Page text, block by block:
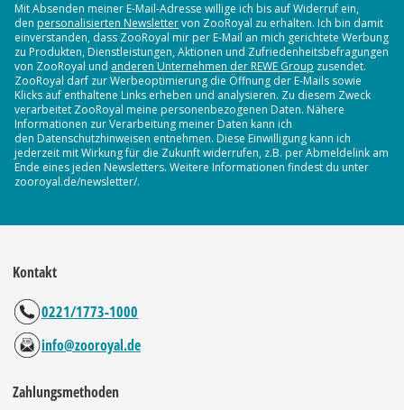
Mit Absenden meiner E-Mail-Adresse willige ich bis auf Widerruf ein,
den personalisierten Newslettervon ZooRoyal zu erhalten. Ich bin damit
einverstanden, dass ZooRoyal mir per E-Mail an mich gerichtete Werbung
zu Produkten, Dienstleistungen, Aktionen und Zufriedenheitsbefragungen
von ZooRoyal und anderen Unternehmen der REWE Group zusendet.
ZooRoyal darf zur Werbeoptimierung die Öffnung der E-Mails sowie
Klicks auf enthaltene Links erheben und analysieren. Zu diesem Zweck
verarbeitet ZooRoyal meine personenbezogenen Daten. Nähere
Informationen zur Verarbeitung meiner Daten kann ich
den Datenschutzhinweisen entnehmen. Diese Einwilligung kann ich
jederzeit mit Wirkung für die Zukunft widerrufen, z.B. per Abmeldelink am
Ende eines jeden Newsletters. Weitere Informationen findest du unter
zooroyal.de/newsletter/.
Kontakt
0221/1773-1000
info@zooroyal.de
Zahlungsmethoden